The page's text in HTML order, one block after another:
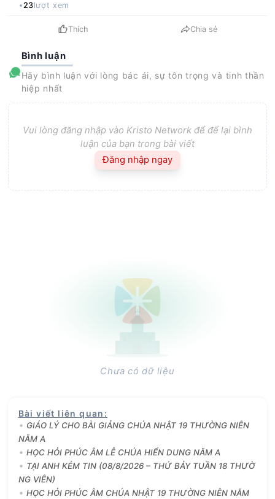
23lượt xem
Thích Chia sẻ
Bình luận
Hãy bình luận với lòng bác ái, sự tôn trọng và tinh thần
hiệp nhất
Vui lòng đăng nhập vào Kristo Network để để lại bình
luận của bạn trong bài viết
Đăng nhập ngay
Chưa có dữ liệu
Bài viết liên quan :
GIÁO LÝ CHO BÀI GIẢNG CHÚA NHẬT 19 THƯỜNG NIÊN
NĂM A
HỌC HỎI PHÚC ÂM LỄ CHÚA HIỂN DUNG NĂM A
TẠI ANH KÉM TIN (08/8/2026 – THỨ BẢY TUẦN 18 THƯỜ
NG VIÊN)
HỌC HỎI PHÚC ÂM CHÚA NHẬT 19 THƯỜNG NIÊN NĂM